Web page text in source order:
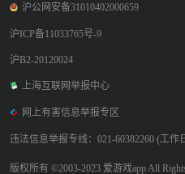
沪公网安备31010402000659
沪ICP备11033765号-9
沪B2-20120024
上海互联网举报中心
网上有害信息举报专区
违法信息举报专线：021-60382260 (工作
版权所有 ©2003-2023 爱游戏app All